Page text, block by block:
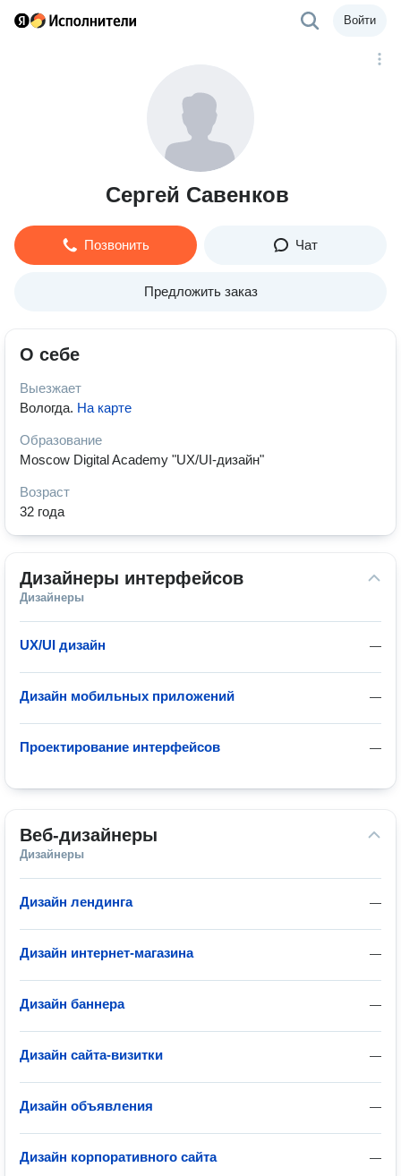
Войти
Сергей Савенков
Позвонить Чат
Предложить заказ
О себе
Выезжает
Вологда. На карте
Образование
Moscow Digital Academy "UX/UI-дизайн"
Возраст
32 года
Дизайнеры интерфейсов
Дизайнеры
—
UX/UI дизайн
—
Дизайн мобильных приложений
—
Проектирование интерфейсов
Веб-дизайнеры
Дизайнеры
—
Дизайн лендинга
—
Дизайн интернет-магазина
—
Дизайн баннера
—
Дизайн сайта-визитки
—
Дизайн объявления
—
Дизайн корпоративного сайта